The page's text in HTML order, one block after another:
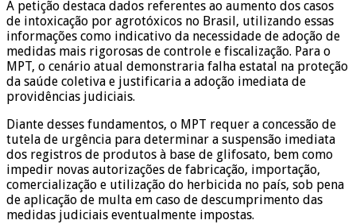
A petição destaca dados referentes ao aumento dos casos
de intoxicação por agrotóxicos no Brasil, utilizando essas
informações como indicativo da necessidade de adoção de
medidas mais rigorosas de controle e fiscalização. Para o
MPT, o cenário atual demonstraria falha estatal na proteção
da saúde coletiva e justificaria a adoção imediata de
providências judiciais.
Diante desses fundamentos, o MPT requer a concessão de
tutela de urgência para determinar a suspensão imediata
dos registros de produtos à base de glifosato, bem como
impedir novas autorizações de fabricação, importação,
comercialização e utilização do herbicida no país, sob pena
de aplicação de multa em caso de descumprimento das
medidas judiciais eventualmente impostas.